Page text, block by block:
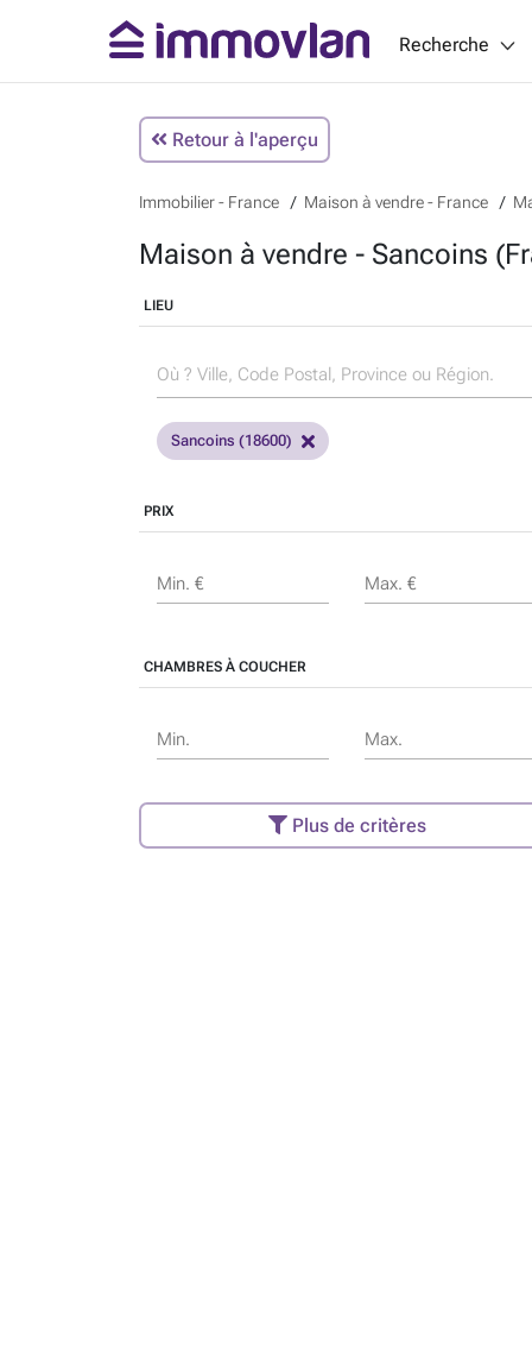
Recherche
Retour à l'aperçu
Immobilier - France Maison à vendre - France
Maison à vendre - Sancoins
LIEU
Sancoins (18600)
PRIX
Min. € Max. €
CHAMBRES À COUCHER
Min. Max.
Plus de critères